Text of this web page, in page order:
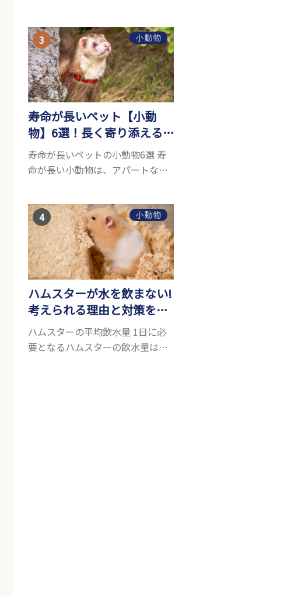
しいため、難しい検査を気軽にす
ることができないためです。 腹水
になる理由はさま...
小動物
寿命が長いペット【小動
物】6選！長く寄り添える
小動物はいる？
寿命が長いペットの小動物6選 寿
命が長い小動物は、アパートなど
気が高いです。 以下では寿命が長
い小動物6選を紹介！種類ごとに特
徴や飼育のポイ...
小動物
ハムスターが水を飲まない!
考えられる理由と対策を解
説
ハムスターの平均飲水量 1日に必
要となるハムスターの飲水量は、